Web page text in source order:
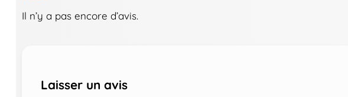
Il n’y a pas encore d’avis.
Laisser un avis